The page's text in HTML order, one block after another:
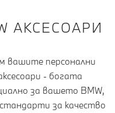
АКСЕСОАРИ
вашите персонални
- богата
за вашето BMW,
за качество